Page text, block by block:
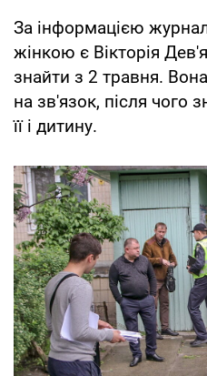
За інформацією
жінкою є Вікторія
знайти з 2 травня.
на зв'язок, після чого
її і дитину.